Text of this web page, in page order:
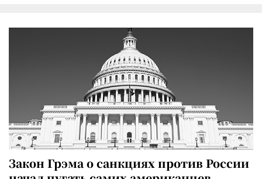
Закон Грэма о санкциях против России